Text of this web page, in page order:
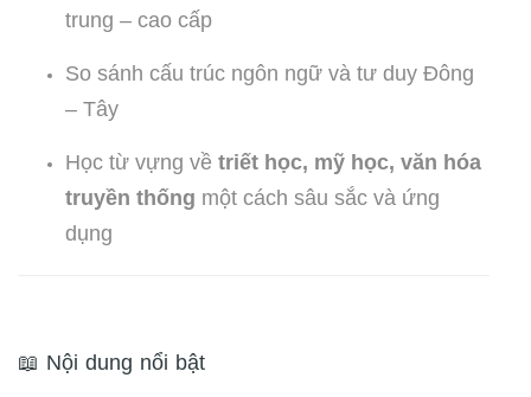
trung – cao cấp
So sánh cấu trúc ngôn ngữ và tư duy Đông
– Tây
Học từ vựng về triết học, mỹ học, văn hóa
truyền thống một cách sâu sắc và ứng
dụng
📖 Nội dung nổi bật